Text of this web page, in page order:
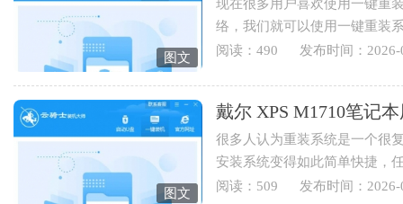
图文
现在很多用户喜欢使用一键重
络，我们就可以使用一键重装
Inspiron 640m笔记本用云骑士
阅读：490 发布时间：2026-
图文
戴尔 XPS M1710笔记
很多人认为重装系统是一个很
安装系统变得如此简单快捷，
装系统，下面就为您讲解戴...
阅读：509 发布时间：2026-